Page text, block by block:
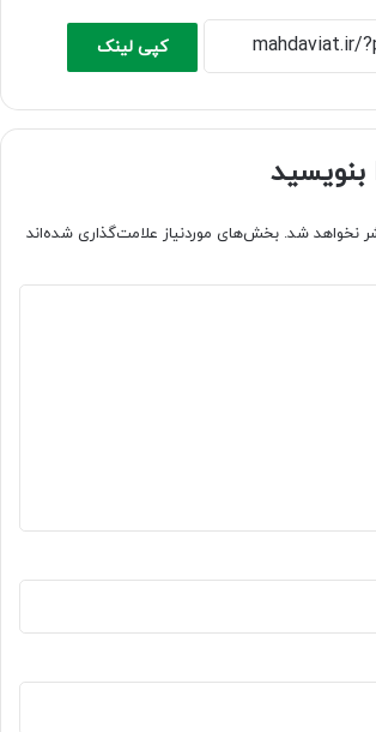
کپی لینک
بنویسید
نخواهد شد. بخش‌های موردنیاز علامت‌گذاری شده‌اند